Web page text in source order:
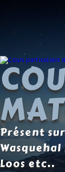
Présent
Loos etc..